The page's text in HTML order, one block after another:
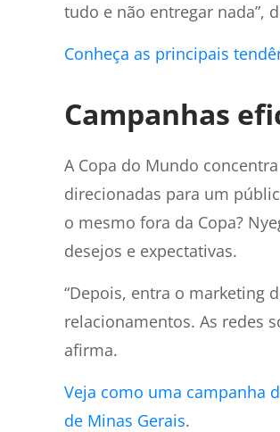
tudo e não entregar nada”,
Conheça as principais
Campanhas
A Copa do Mundo
direcionadas para um
o mesmo fora da Copa?
desejos e expectativas.
“Depois, entra o marketing
relacionamentos. As redes
afirma.
Veja como uma campanha
de Minas Gerais.